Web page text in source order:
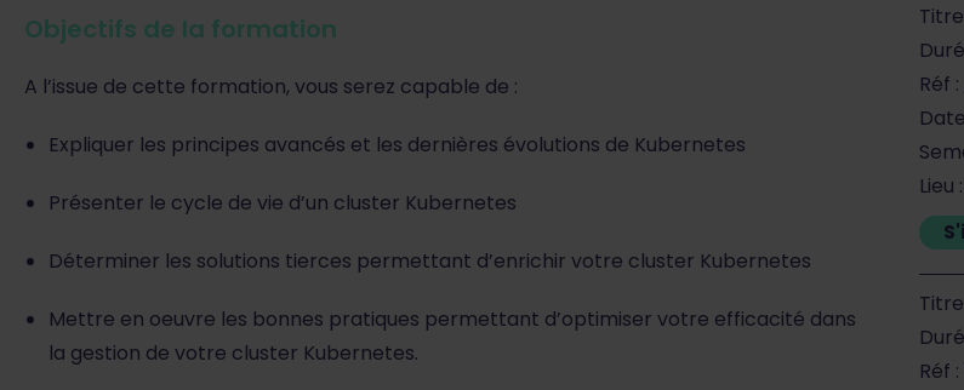
Objectifs de la formation
A l’issue de cette formation, vous serez capable de :
Expliquer les principes avancés et les dernières évolutions de Kubernetes
Présenter le cycle de vie d’un cluster Kubernetes
Déterminer les solutions tierces permettant d’enrichir votre cluster Kubernetes
Mettre en oeuvre les bonnes pratiques permettant d’optimiser votre efficacité dans
la gestion de votre cluster Kubernetes.
Réf
Réf